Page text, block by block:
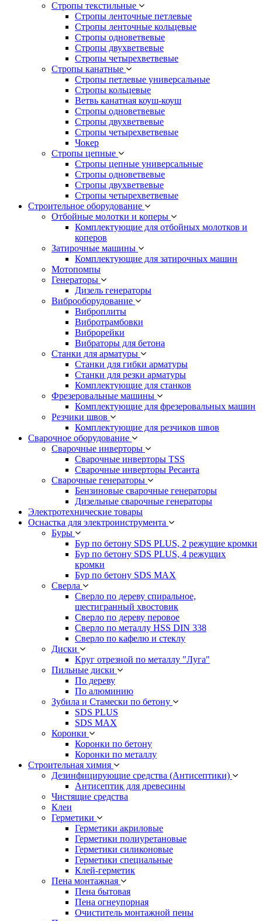
Стропы текстильные
Стропы ленточные петлевые
Стропы ленточные кольцевые
Стропы одноветвевые
Стропы двухветвевые
Стропы четырехветвевые
Стропы канатные
Стропы петлевые универсальные
Стропы кольцевые
Ветвь канатная коуш-коуш
Стропы одноветвевые
Стропы двухветвевые
Стропы четырехветвевые
Чокер
Стропы цепные
Стропы цепные универсальные
Стропы одноветвевые
Стропы двухветвевые
Стропы четырехветвевые
Строительное оборудование
Отбойные молотки и коперы
Комплектующие для отбойных молотков и
коперов
Затирочные машины
Комплектующие для затирочных машин
Мотопомпы
Генераторы
Дизель генераторы
Виброоборудование
Виброплиты
Вибротрамбовки
Виброрейки
Вибраторы для бетона
Станки для арматуры
Станки для гибки арматуры
Станки для резки арматуры
Комплектующие для станков
Фрезеровальные машины
Комплектующие для фрезеровальных машин
Резчики швов
Комплектующие для резчиков швов
Сварочное оборудование
Сварочные инверторы
Сварочные инверторы TSS
Сварочные инверторы Ресанта
Сварочные генераторы
Бензиновые сварочные генераторы
Дизельные сварочные генераторы
Электротехнические товары
Оснастка для электроинструмента
Буры
Бур по бетону SDS PLUS, 2 режущие кромки
Бур по бетону SDS PLUS, 4 режущих
кромки
Бур по бетону SDS MAX
Сверла
Сверло по дереву спиральное,
шестигранный хвостовик
Сверло по дереву перовое
Сверло по металлу HSS DIN 338
Сверло по кафелю и стеклу
Диски
Круг отрезной по металлу "Луга"
Пильные диски
По дереву
По алюминию
Зубила и Стамески по бетону
SDS PLUS
SDS MAX
Коронки
Коронки по бетону
Коронки по металлу
Строительная химия
Дезинфицирующие средства (Антисептики)
Антисептик для древесины
Чистящие средства
Клеи
Герметики
Герметики акриловые
Герметики полиуретановые
Герметики силиконовые
Герметики специальные
Клей-герметик
Пена монтажная
Пена бытовая
Пена огнеупорная
Очиститель монтажной пены